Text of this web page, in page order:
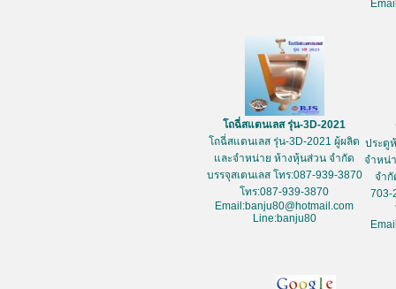
โถฉี่สแตนเลส รุ่น-3D-2021
โถฉี่สแตนเลส รุ่น-3D-2021 ผู้ผลิต
และจำหน่าย ห้างหุ้นส่วน จำกัด
บรรจุสเตนเลส โทร:087-939-3870
โทร:087-939-3870
Email:banju80@hotmail.com
Line:banju80
ประตู
จำหน่
จำกั
703-